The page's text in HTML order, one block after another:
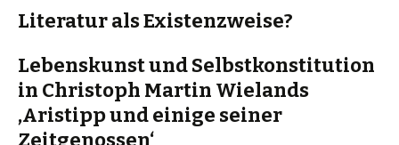
Literatur als Existenzweise?
Lebenskunst und Selbstkonstitution
in Christoph Martin Wielands
‚Aristipp und einige seiner
Zeitgenossen‘